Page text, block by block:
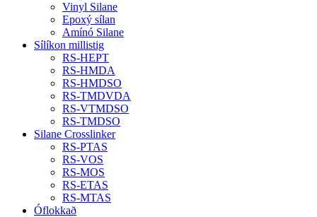
Vinyl Silane
Epoxý sílan
Amínó Silane
Sílíkon millistig
RS-HEPT
RS-HMDA
RS-HMDSO
RS-TMDVDA
RS-VTMDSO
RS-TMDSO
Silane Crosslinker
RS-PTAS
RS-VOS
RS-MOS
RS-ETAS
RS-MTAS
Óflokkað